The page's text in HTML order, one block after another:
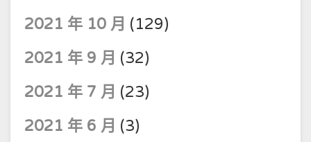
2021 年 10 月 (129)
2021 年 9 月 (32)
2021 年 7 月 (23)
2021 年 6 月 (3)